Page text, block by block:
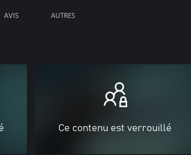
AVIS AUTRES
Ce contenu est verrouillé